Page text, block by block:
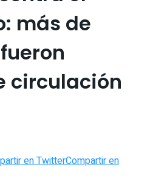
más de
circulación
en TwitterCompartir en